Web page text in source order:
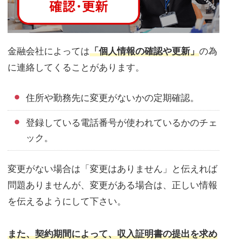
金融会社によっては「個人情報の確認や更新」の為
に連絡してくることがあります。
住所や勤務先に変更がないかの定期確認。
登録している電話番号が使われているかのチェ
ック。
変更がない場合は「変更はありません」と伝えれば
問題ありませんが、変更がある場合は、正しい情報
を伝えるようにして下さい。
また、契約期間によって、収入証明書の提出を求め